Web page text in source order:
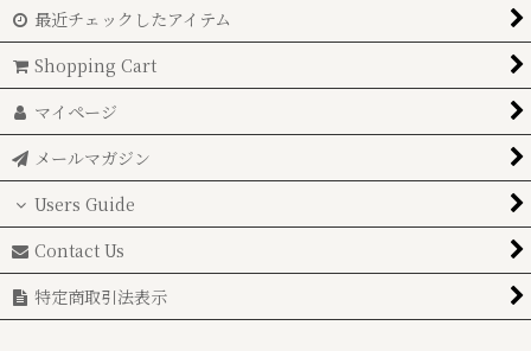
最近チェックしたアイテム
Shopping Cart
マイページ
メールマガジン
Users Guide
Contact Us
特定商取引法表示